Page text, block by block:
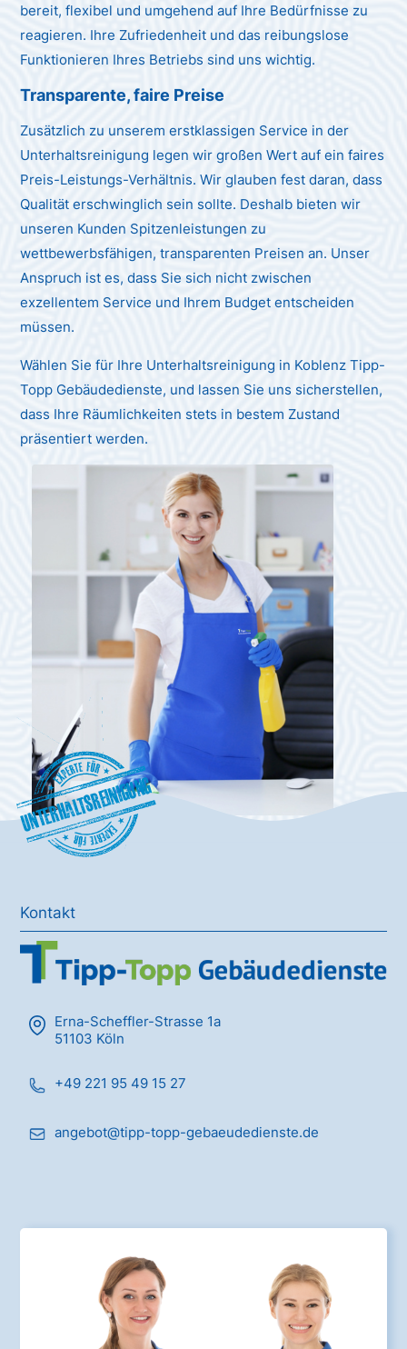
bereit, flexibel und umgehend auf Ihre Bedürfnisse zu
reagieren. Ihre Zufriedenheit und das reibungslose
Funktionieren Ihres Betriebs sind uns wichtig.
Transparente, faire Preise
Zusätzlich zu unserem erstklassigen Service in der
Unterhaltsreinigung legen wir großen Wert auf ein faires
Preis-Leistungs-Verhältnis. Wir glauben fest daran, dass
Qualität erschwinglich sein sollte. Deshalb bieten wir
unseren Kunden Spitzenleistungen zu
wettbewerbsfähigen, transparenten Preisen an. Unser
Anspruch ist es, dass Sie sich nicht zwischen
exzellentem Service und Ihrem Budget entscheiden
müssen.
Wählen Sie für Ihre Unterhaltsreinigung in Koblenz Tipp-
Topp Gebäudedienste, und lassen Sie uns sicherstellen,
dass Ihre Räumlichkeiten stets in bestem Zustand
präsentiert werden.
Unterhaltsreinigung
Kontakt
Erna-Scheffler-Strasse 1a
51103 Köln
+49 221 95 49 15 27
angebot@tipp-topp-gebaeudedienste.de